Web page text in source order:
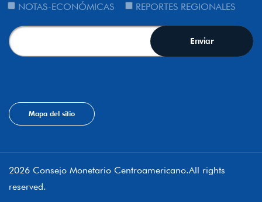
NOTAS-ECONÓMICAS
REPORTES REGIONALES
Mapa del sitio
2026 Consejo Monetario Centroamericano.All rights
reserved.